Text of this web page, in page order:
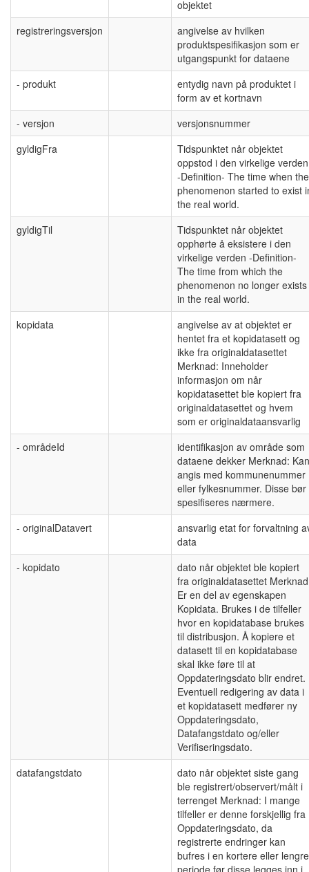
objektet
registreringsversjon
angivelse av hvilken
produktspesifikasjon som er
utgangspunkt for dataene
- produkt
entydig navn på produktet i
form av et kortnavn
- versjon
versjonsnummer
gyldigFra
Tidspunktet når objektet
oppstod i den virkelige verden
-Definition- The time when the
phenomenon started to exist
the real world.
gyldigTil
Tidspunktet når objektet
opphørte å eksistere i den
virkelige verden -Definition-
The time from which the
phenomenon no longer exists
in the real world.
kopidata
angivelse av at objektet er
hentet fra et kopidatasett og
ikke fra originaldatasettet
Merknad: Inneholder
informasjon om når
kopidatasettet ble kopiert fra
originaldatasettet og hvem
som er originaldataansvarlig
- områdeId
identifikasjon av område som
dataene dekker Merknad: Kan
angis med kommunenummer
eller fylkesnummer. Disse bør
spesifiseres nærmere.
- originalDatavert
ansvarlig etat for forvaltning
data
- kopidato
dato når objektet ble kopiert
fra originaldatasettet
Er en del av egenskapen
Kopidata. Brukes i de tilfeller
hvor en kopidatabase brukes
til distribusjon. Å kopiere et
datasett til en kopidatabase
skal ikke føre til at
Oppdateringsdato blir endret.
Eventuell redigering av data i
et kopidatasett medfører ny
Oppdateringsdato,
Datafangstdato og/eller
Verifiseringsdato.
datafangstdato
dato når objektet siste gang
ble registrert/observert/målt i
terrenget Merknad: I mange
tilfeller er denne forskjellig fra
Oppdateringsdato, da
registrerte endringer kan
bufres i en kortere eller lengre
periode før disse legges inn i